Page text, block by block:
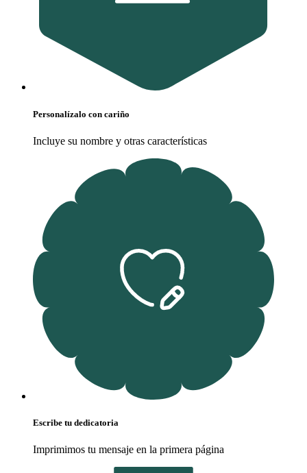
Personalízalo con cariño
Incluye su nombre y otras características
Escribe tu dedicatoria
Imprimimos tu mensaje en la primera página